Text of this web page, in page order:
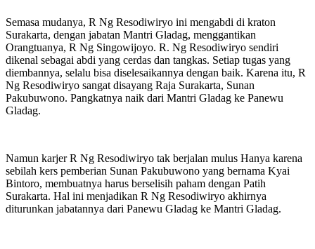
Semasa mudanya, R Ng Resodiwiryo ini mengabdi di kraton
Surakarta, dengan jabatan Mantri Gladag, menggantikan
Orangtuanya, R Ng Singowijoyo. R. Ng Resodiwiryo sendiri
dikenal sebagai abdi yang cerdas dan tangkas. Setiap tugas yang
diembannya, selalu bisa diselesaikannya dengan baik. Karena itu, R
Ng Resodiwiryo sangat disayang Raja Surakarta, Sunan
Pakubuwono. Pangkatnya naik dari Mantri Gladag ke Panewu
Gladag.
Namun karjer R Ng Resodiwiryo tak berjalan mulus Hanya karena
sebilah kers pemberian Sunan Pakubuwono yang bernama Kyai
Bintoro, membuatnya harus berselisih paham dengan Patih
Surakarta. Hal ini menjadikan R Ng Resodiwiryo akhirnya
diturunkan jabatannya dari Panewu Gladag ke Mantri Gladag.